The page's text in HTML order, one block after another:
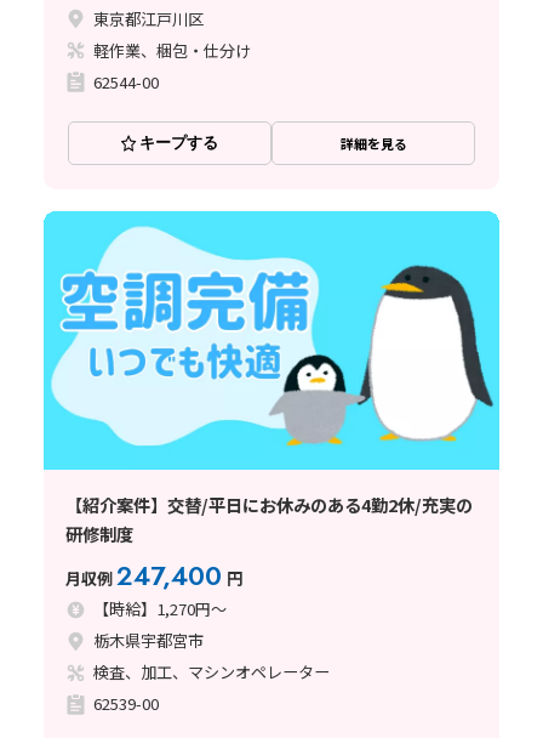
東京都江戸川区
軽作業、梱包・仕分け
62544-00
キープする 詳細を見る
【紹介案件】交替/平日にお休みのある4勤2休/充実の
研修制度
月収例247,400 円
【時給】1,270円～
栃木県宇都宮市
検査、加工、マシンオペレーター
62539-00